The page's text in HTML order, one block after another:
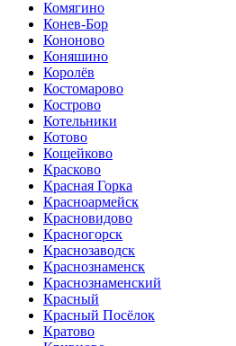
Комягино
Конев-Бор
Кононово
Коняшино
Королёв
Костомарово
Кострово
Котельники
Котово
Кощейково
Красково
Красная Горка
Красноармейск
Красновидово
Красногорск
Краснозаводск
Краснознаменск
Краснознаменский
Красный
Красный Посёлок
Кратово